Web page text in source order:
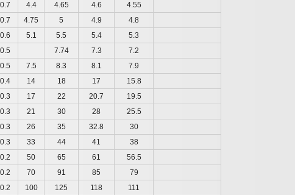
0.7 4.4 4.65 4.6
4.55
0.7 4.75 5 4.9
4.8
0.6 5.1 5.5 5.4
5.3
0.5 7.74 7.3
7.2
0.5 7.5 8.3 8.1
7.9
0.4 14 18 17
15.8
0.3 17 22 20.7
19.5
0.3 21 30 28
25.5
0.3 26 35 32.8
30
0.3 33 44 41
38
0.2 50 65 61
56.5
0.2 70 91 85
79
0.2 100 125 118
111